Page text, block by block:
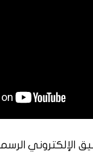
الإلكتروني